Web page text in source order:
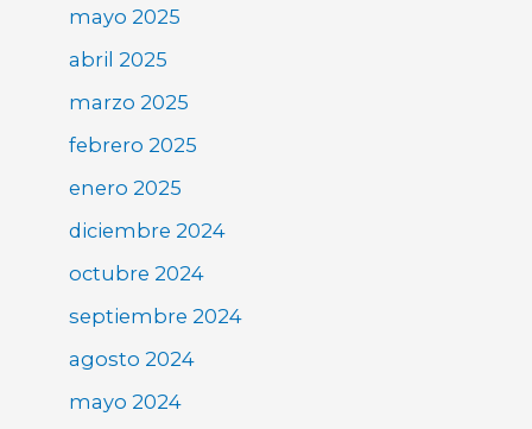
mayo 2025
abril 2025
marzo 2025
febrero 2025
enero 2025
diciembre 2024
octubre 2024
septiembre 2024
agosto 2024
mayo 2024